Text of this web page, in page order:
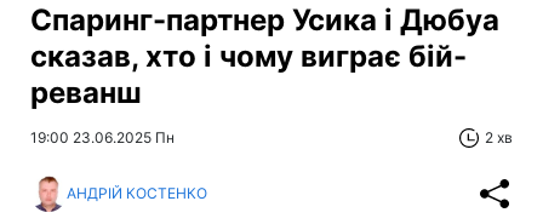
Спаринг-партнер Усика і Дюбуа
сказав, хто і чому виграє бій-
реванш
19:00 23.06.2025 Пн 2 хв
АНДРІЙ КОСТЕНКО